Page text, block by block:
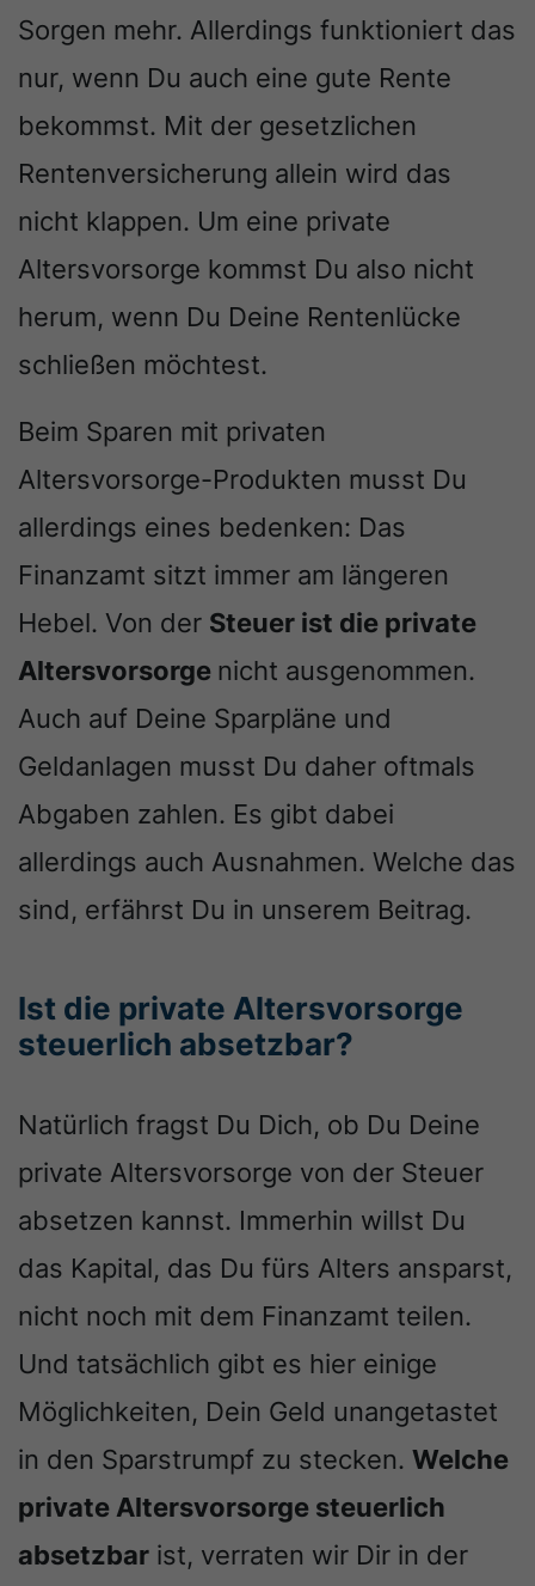
Sorgen mehr. Allerdings funktioniert das
nur, wenn Du auch eine gute Rente
bekommst. Mit der gesetzlichen
Rentenversicherung allein wird das
nicht klappen. Um eine private
Altersvorsorge kommst Du also nicht
herum, wenn Du Deine Rentenlücke
schließen möchtest.
Beim Sparen mit privaten
Altersvorsorge-Produkten musst Du
allerdings eines bedenken: Das
Finanzamt sitzt immer am längeren
Hebel. Von der Steuer ist die private
Altersvorsorge nicht ausgenommen.
Auch auf Deine Sparpläne und
Geldanlagen musst Du daher oftmals
Abgaben zahlen. Es gibt dabei
allerdings auch Ausnahmen. Welche das
sind, erfährst Du in unserem Beitrag.
Ist die private Altersvorsorge
steuerlich absetzbar?
Natürlich fragst Du Dich, ob Du Deine
private Altersvorsorge von der Steuer
absetzen kannst. Immerhin willst Du
das Kapital, das Du fürs Alters ansparst,
nicht noch mit dem Finanzamt teilen.
Und tatsächlich gibt es hier einige
Möglichkeiten, Dein Geld unangetastet
in den Sparstrumpf zu stecken. Welche
private Altersvorsorge steuerlich
absetzbar ist, verraten wir Dir in der